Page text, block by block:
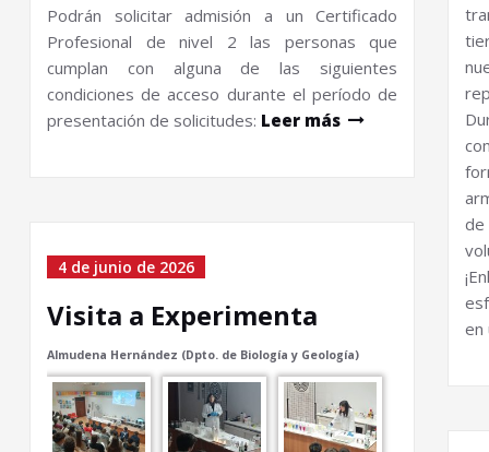
Podrán solicitar admisión a un Certificado
Profesional de nivel 2 las personas que
cumplan con alguna de las siguientes
condiciones de acceso durante el período de
presentación de solicitudes: Leer más
4 de junio de 2026
Visita a Experimenta
Almudena Hernández (Dpto. de Biología y Geología)
en